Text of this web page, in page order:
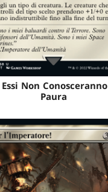
Essi Non
Paura